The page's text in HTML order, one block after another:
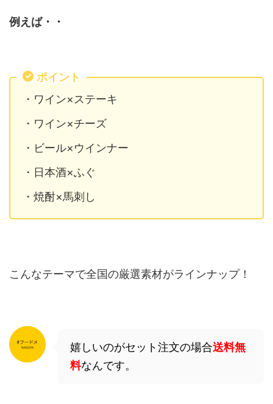
例えば・・
ポイント
・ワイン×ステーキ
・ワイン×チーズ
・ビール×ウインナー
・日本酒×ふぐ
・焼酎×馬刺し
こんなテーマで全国の厳選素材がラインナップ！
嬉しいのがセット注文の場合送料無
料なんです。